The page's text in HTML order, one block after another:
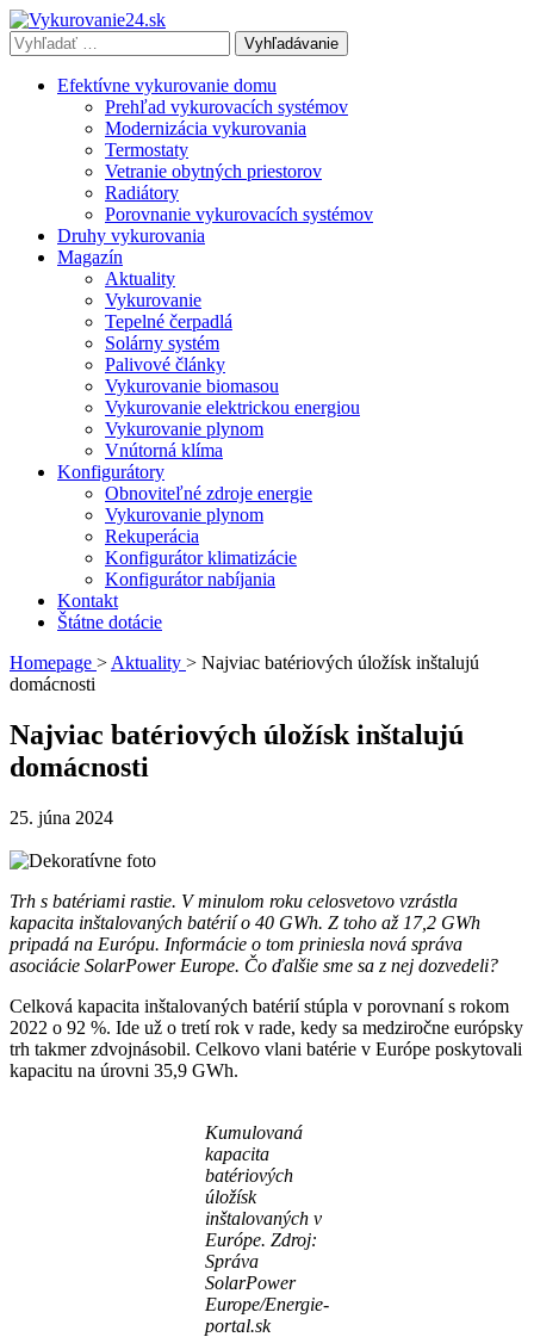
Vyhľadávať
výraz:
Efektívne vykurovanie domu
Prehľad vykurovacích systémov
Modernizácia vykurovania
Termostaty
Vetranie obytných priestorov
Radiátory
Porovnanie vykurovacích systémov
Druhy vykurovania
Magazín
Aktuality
Vykurovanie
Tepelné čerpadlá
Solárny systém
Palivové články
Vykurovanie biomasou
Vykurovanie elektrickou energiou
Vykurovanie plynom
Vnútorná klíma
Konfigurátory
Obnoviteľné zdroje energie
Vykurovanie plynom
Rekuperácia
Konfigurátor klimatizácie
Konfigurátor nabíjania
Kontakt
Štátne dotácie
Homepage > Aktuality > Najviac batériových úložísk inštalujú
domácnosti
Najviac batériových úložísk inštalujú
domácnosti
25. júna 2024
Trh s batériami rastie. V minulom roku celosvetovo vzrástla
kapacita inštalovaných batérií o 40 GWh. Z toho až 17,2 GWh
pripadá na Európu. Informácie o tom priniesla nová správa
asociácie SolarPower Europe. Čo ďalšie sme sa z nej dozvedeli?
Celková kapacita inštalovaných batérií stúpla v porovnaní s rokom
2022 o 92 %. Ide už o tretí rok v rade, kedy sa medziročne európsky
trh takmer zdvojnásobil. Celkovo vlani batérie v Európe poskytovali
kapacitu na úrovni 35,9 GWh.
Kumulovaná
kapacita
batériových
úložísk
inštalovaných v
Európe. Zdroj:
Správa
SolarPower
Europe/Energie-
portal.sk